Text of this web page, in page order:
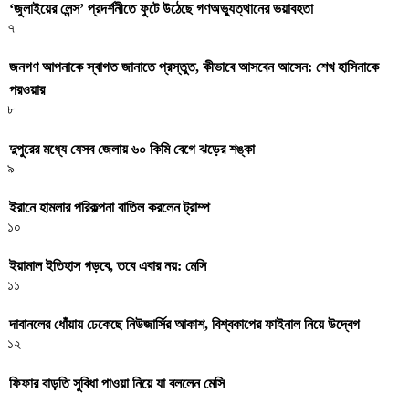
‘জুলাইয়ের লেন্স’ প্রদর্শনীতে ফুটে উঠেছে গণঅভ্যুত্থানের ভয়াবহতা
৭
জনগণ আপনাকে স্বাগত জানাতে প্রস্তুত, কীভাবে আসবেন আসেন: শেখ হাসিনাকে
পরওয়ার
৮
দুপুরের মধ্যে যেসব জেলায় ৬০ কিমি বেগে ঝড়ের শঙ্কা
৯
ইরানে হামলার পরিকল্পনা বাতিল করলেন ট্রাম্প
১০
ইয়ামাল ইতিহাস গড়বে, তবে এবার নয়: মেসি
১১
দাবানলের ধোঁয়ায় ঢেকেছে নিউজার্সির আকাশ, বিশ্বকাপের ফাইনাল নিয়ে উদ্বেগ
১২
ফিফার বাড়তি সুবিধা পাওয়া নিয়ে যা বললেন মেসি